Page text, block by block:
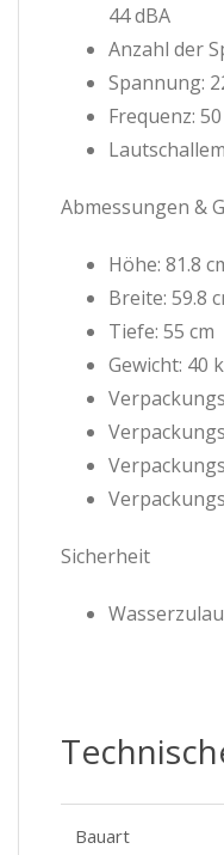
44 dBA
Anzahl der
Spannung:
Frequenz:
Abmessungen &
Höhe: 81.8
Breite: 59.8
Tiefe: 55 cm
Gewicht: 40
Sicherheit
Bauart